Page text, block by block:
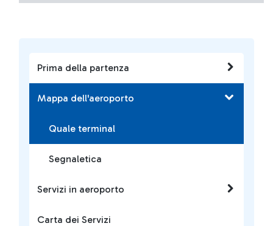
Prima della partenza
Mappa dell'aeroporto
Quale terminal
Segnaletica
Servizi in aeroporto
Carta dei Servizi